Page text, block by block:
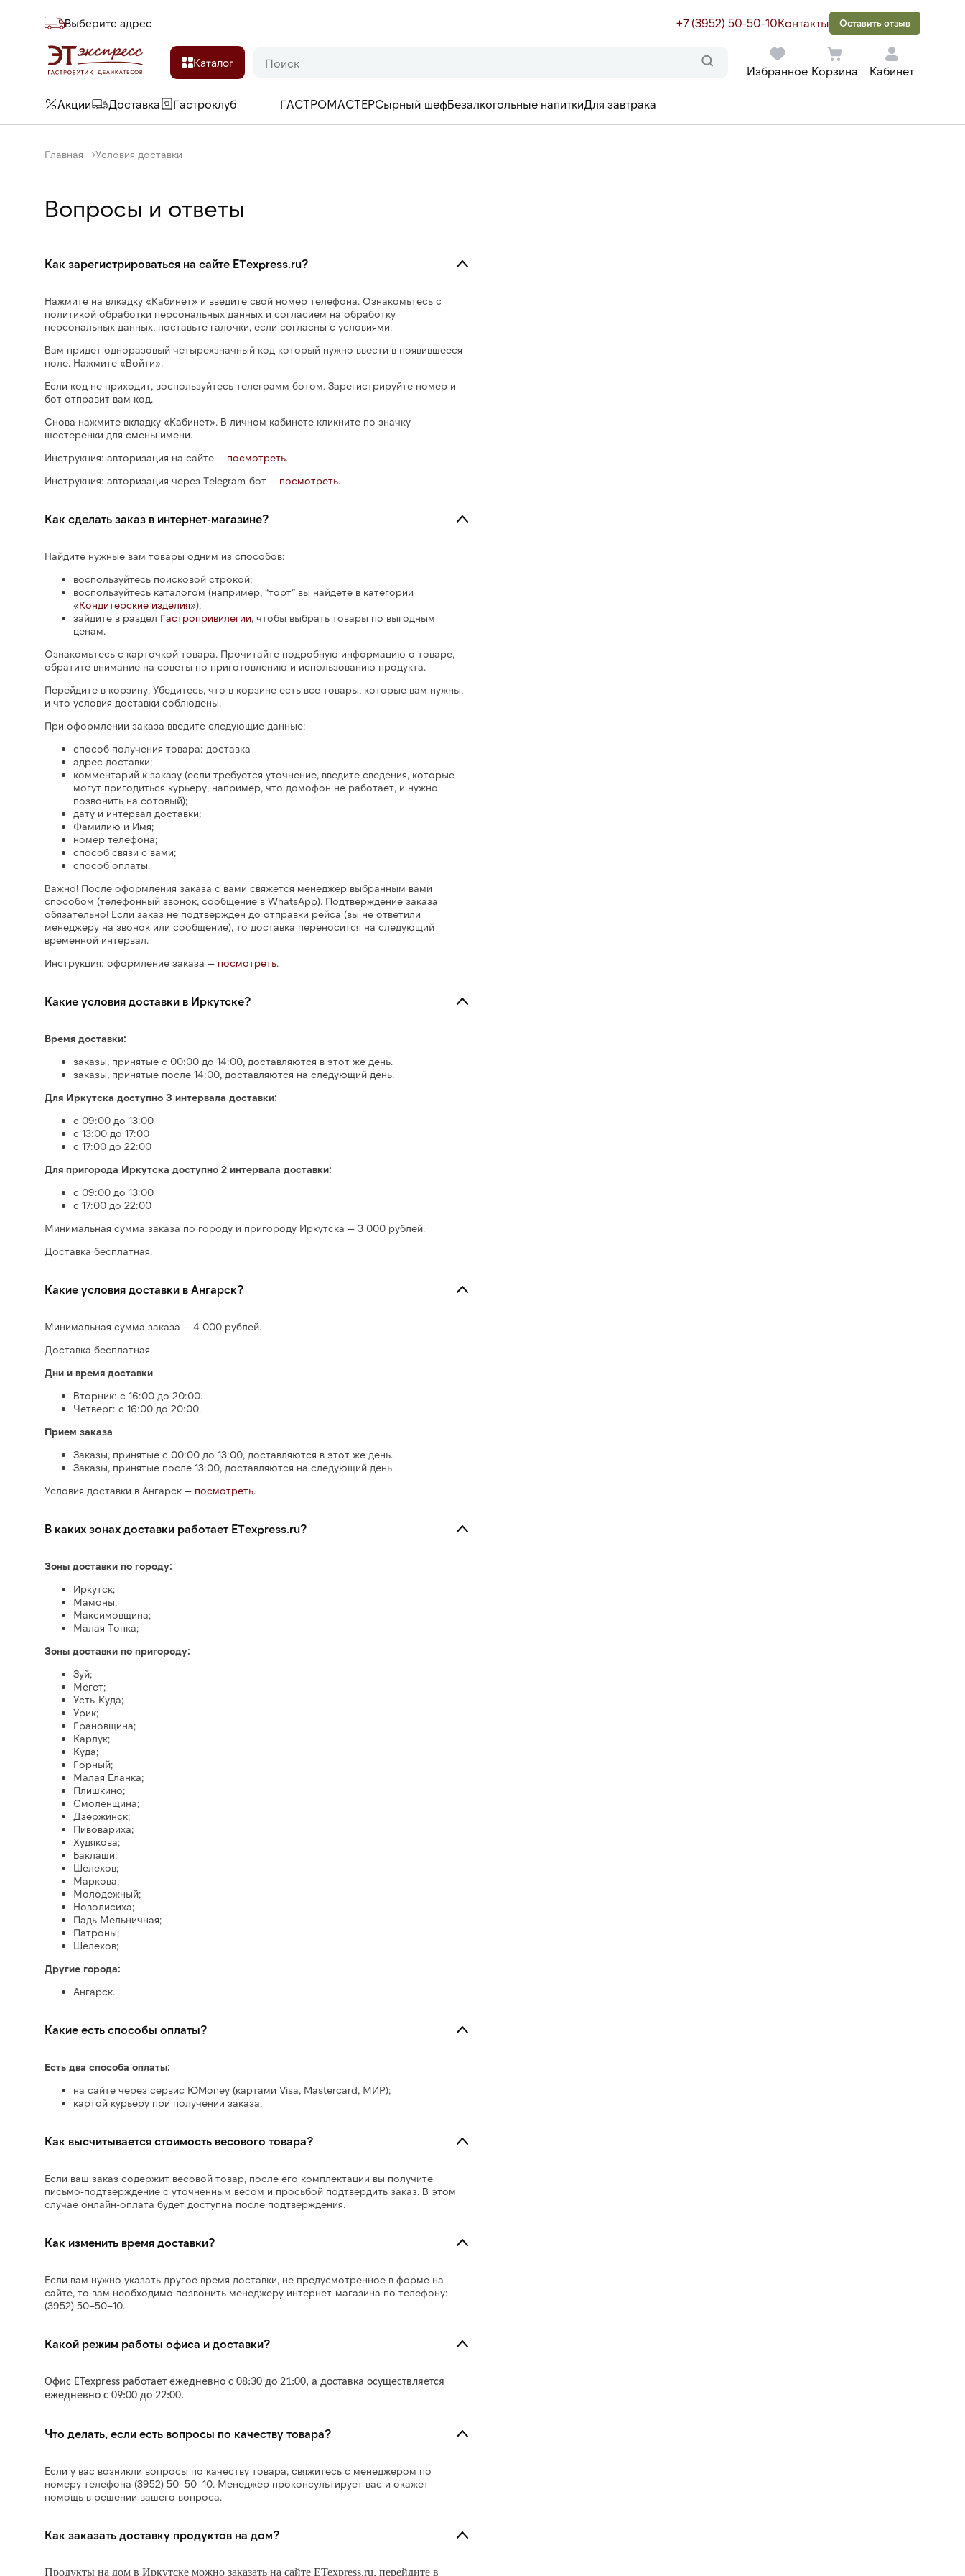
Выберите адреc +7 (3952) 50-50-10Контакты Оставить отзыв
Каталог
Избранное Корзина Кабинет
Акции Доставка Гастроклуб ГАСТРОМАСТЕРСырный шефБезалкогольные напиткиДля завтрака
Главная Условия доставки
Вопросы и ответы
Как зарегистрироваться на сайте ETexpress.ru?
Нажмите на влкадку «Кабинет» и введите свой номер телефона. Ознакомьтесь с
политикой обработки персональных данных и согласием на обработку
персональных данных, поставьте галочки, если согласны с условиями.
Вам придет одноразовый четырехзначный код который нужно ввести в появившееся
поле. Нажмите «Войти».
Если код не приходит, воспользуйтесь телеграмм ботом. Зарегистрируйте номер и
бот отправит вам код.
Снова нажмите вкладку «Кабинет». В личном кабинете кликните по значку
шестеренки для смены имени.
Инструкция: авторизация на сайте — посмотреть.
Инструкция: авторизация через Telegram-бот — посмотреть.
Как сделать заказ в интернет-магазине?
Найдите нужные вам товары одним из способов:
воспользуйтесь поисковой строкой;
воспользуйтесь каталогом (например, “торт” вы найдете в категории
«Кондитерские изделия»);
зайдите в раздел Гастропривилегии, чтобы выбрать товары по выгодным
ценам.
Ознакомьтесь с карточкой товара. Прочитайте подробную информацию о товаре,
обратите внимание на советы по приготовлению и использованию продукта.
Перейдите в корзину. Убедитесь, что в корзине есть все товары, которые вам нужны,
и что условия доставки соблюдены.
При оформлении заказа введите следующие данные:
способ получения товара: доставка
адрес доставки;
комментарий к заказу (если требуется уточнение, введите сведения, которые
могут пригодиться курьеру, например, что домофон не работает, и нужно
позвонить на сотовый);
дату и интервал доставки;
Фамилию и Имя;
номер телефона;
способ связи с вами;
способ оплаты.
Важно! После оформления заказа с вами свяжется менеджер выбранным вами
способом (телефонный звонок, сообщение в WhatsApp). Подтверждение заказа
обязательно! Если заказ не подтвержден до отправки рейса (вы не ответили
менеджеру на звонок или сообщение), то доставка переносится на следующий
временной интервал.
Инструкция: оформление заказа — посмотреть.
Какие условия доставки в Иркутске?
Время доставки:
заказы, принятые с 00:00 до 14:00, доставляются в этот же день.
заказы, принятые после 14:00, доставляются на следующий день.
Для Иркутска доступно 3 интервала доставки:
с 09:00 до 13:00
с 13:00 до 17:00
с 17:00 до 22:00
Для пригорода Иркутска доступно 2 интервала доставки:
с 09:00 до 13:00
с 17:00 до 22:00
Минимальная сумма заказа по городу и пригороду Иркутска — 3 000 рублей.
Доставка бесплатная.
Какие условия доставки в Ангарск?
Минимальная сумма заказа — 4 000 рублей.
Доставка бесплатная.
Дни и время доставки
Вторник: с 16:00 до 20:00.
Четверг: с 16:00 до 20:00.
Прием заказа
Заказы, принятые с 00:00 до 13:00, доставляются в этот же день.
Заказы, принятые после 13:00, доставляются на следующий день.
Условия доставки в Ангарск — посмотреть.
В каких зонах доставки работает ETexpress.ru?
Зоны доставки по городу:
Иркутск;
Мамоны;
Максимовщина;
Малая Топка;
Зоны доставки по пригороду:
Зуй;
Мегет;
Усть-Куда;
Урик;
Грановщина;
Карлук;
Куда;
Горный;
Малая Еланка;
Плишкино;
Смоленщина;
Дзержинск;
Пивовариха;
Худякова;
Баклаши;
Шелехов;
Маркова;
Молодежный;
Новолисиха;
Падь Мельничная;
Патроны;
Шелехов;
Другие города:
Ангарск.
Какие есть способы оплаты?
Есть два способа оплаты:
на сайте через сервис ЮMoney (картами Visa, Mastercard, МИР);
картой курьеру при получении заказа;
Как высчитывается стоимость весового товара?
Если ваш заказ содержит весовой товар, после его комплектации вы получите
письмо-подтверждение с уточненным весом и просьбой подтвердить заказ. В этом
случае онлайн-оплата будет доступна после подтверждения.
Как изменить время доставки?
Если вам нужно указать другое время доставки, не предусмотренное в форме на
сайте, то вам необходимо позвонить менеджеру интернет-магазина по телефону:
(3952) 50–50–10.
Какой режим работы офиса и доставки?
Офис ETexpress работает ежедневно с 08:30 до 21:00, а доставка осуществляется
ежедневно с 09:00 до 22:00.
Что делать, если есть вопросы по качеству товара?
Если у вас возникли вопросы по качеству товара, свяжитесь с менеджером по
номеру телефона (3952) 50–50–10. Менеджер проконсультирует вас и окажет
помощь в решении вашего вопроса.
Как заказать доставку продуктов на дом?
Продукты на дом в Иркутске можно заказать на сайте ETexpress.ru, перейдите в